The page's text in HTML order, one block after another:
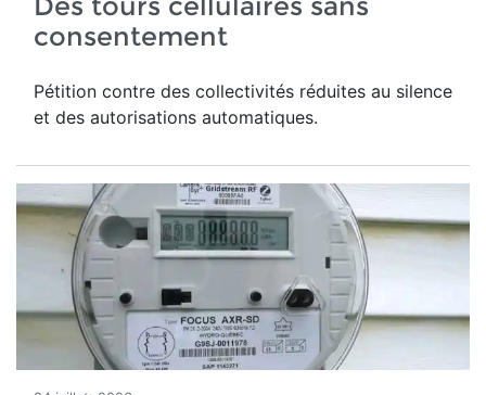
consentement
Pétition contre des collectivités réduites au silence
et des autorisations automatiques.